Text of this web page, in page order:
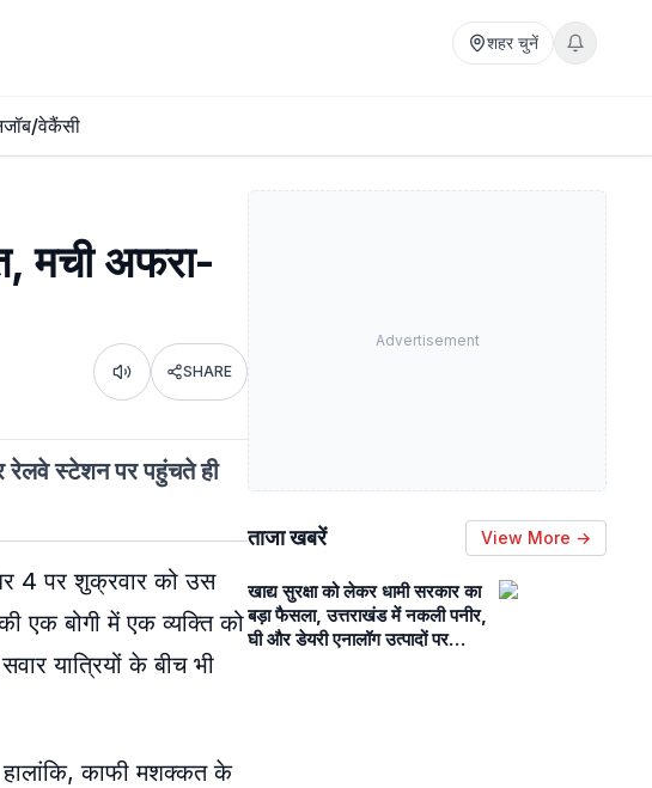
शहर चुनें
जॉब/वेकैंसी
मची अफरा-
Listen SHARE
रेलवे स्टेशन पर पहुंचते ही
4 पर शुक्रवार को उस
एक बोगी में एक व्यक्ति को
यात्रियों के बीच भी
हालांकि, काफी मशक्कत के
Advertisement
ताजा खबरें View More →
खाद्य सुरक्षा को लेकर धामी सरकार का
बड़ा फैसला, उत्तराखंड में नकली पनीर,
घी और डेयरी एनालॉग उत्पादों पर